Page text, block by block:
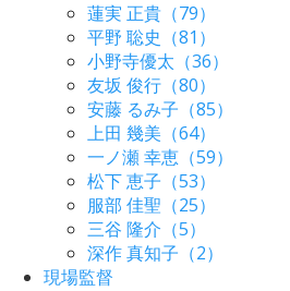
蓮実 正貴（79）
平野 聡史（81）
小野寺優太（36）
友坂 俊行（80）
安藤 るみ子（85）
上田 幾美（64）
一ノ瀬 幸恵（59）
松下 恵子（53）
服部 佳聖（25）
三谷 隆介（5）
深作 真知子（2）
現場監督